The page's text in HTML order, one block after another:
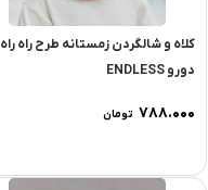
کلاه و شالگردن زمستانه طرح راه راه
دورو ENDLESS
۷۸۸.۰۰۰ تومان